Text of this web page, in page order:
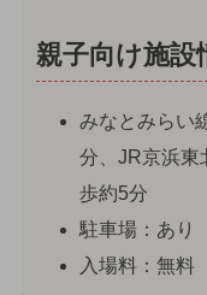
親子向け施設
みなとみらい
分、JR京浜東
歩約5分
駐車場：あり
入場料：無料